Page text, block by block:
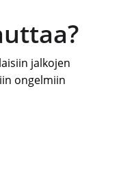
jalkojen
ongelmiin